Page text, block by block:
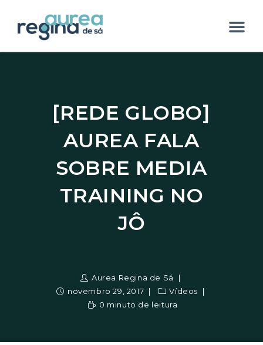
[REDE GLOBO]
AUREA FALA
SOBRE MEDIA
TRAINING NO
JÔ
Aurea Regina de Sá
novembro 29, 2017
Vídeos
0 minuto de leitura